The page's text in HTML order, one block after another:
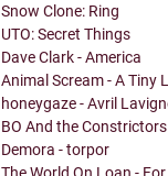
Snow Clone: Ring
UTO: Secret Things
Dave Clark - America
Animal Scream - A Tiny
honeygaze - Avril
BO And the
Demora - torpor
The World On Loan -